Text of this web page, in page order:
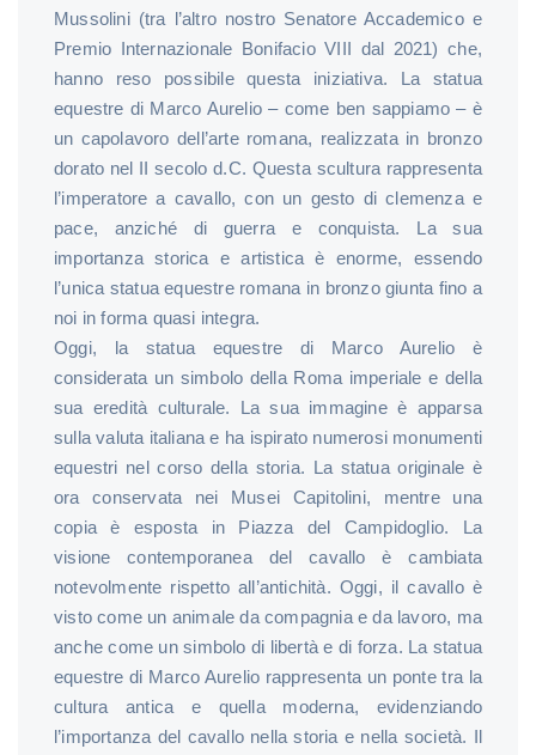
Mussolini (tra l’altro nostro Senatore Accademico e
Premio Internazionale Bonifacio VIII dal 2021) che,
hanno reso possibile questa iniziativa. La statua
equestre di Marco Aurelio – come ben sappiamo – è
un capolavoro dell’arte romana, realizzata in bronzo
dorato nel II secolo d.C. Questa scultura rappresenta
l’imperatore a cavallo, con un gesto di clemenza e
pace, anziché di guerra e conquista. La sua
importanza storica e artistica è enorme, essendo
l’unica statua equestre romana in bronzo giunta fino a
noi in forma quasi integra.
Oggi, la statua equestre di Marco Aurelio è
considerata un simbolo della Roma imperiale e della
sua eredità culturale. La sua immagine è apparsa
sulla valuta italiana e ha ispirato numerosi monumenti
equestri nel corso della storia. La statua originale è
ora conservata nei Musei Capitolini, mentre una
copia è esposta in Piazza del Campidoglio. La
visione contemporanea del cavallo è cambiata
notevolmente rispetto all’antichità. Oggi, il cavallo è
visto come un animale da compagnia e da lavoro, ma
anche come un simbolo di libertà e di forza. La statua
equestre di Marco Aurelio rappresenta un ponte tra la
cultura antica e quella moderna, evidenziando
l’importanza del cavallo nella storia e nella società. Il